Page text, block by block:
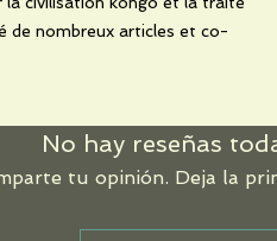
de nombreux articles et co-
No hay reseñas
tu opinión. Deja la